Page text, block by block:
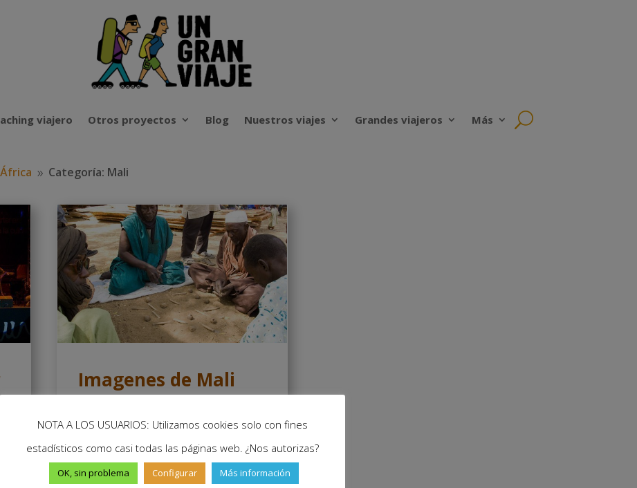
viajero Otros proyectos Blog Nuestros viajes Grandes viajeros Más
9 Categoría: Mali
Imagenes de Mali
para la mayoría... ¿Ir o no ir? ¿A
quién creer? El Ministerio de
NOTA A LOS USUARIOS: Utilizamos cookies solo con fines
estadísticos como casi todas las páginas web. ¿Nos autorizas?
OK, sin problema Configurar Más información